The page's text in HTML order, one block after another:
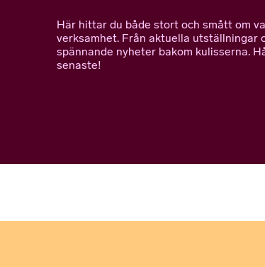
Här hittar du både stort och smått om
verksamhet. Från aktuella utställningar
spännande nyheter bakom kulisserna.
senaste!